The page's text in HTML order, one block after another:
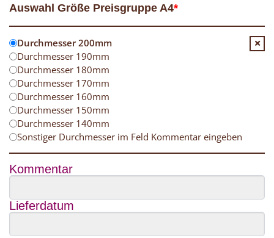
*
Auswahl Größe Preisgruppe A4
Durchmesser 200mm
Durchmesser 190mm
Durchmesser 180mm
Durchmesser 170mm
Durchmesser 160mm
Durchmesser 150mm
Durchmesser 140mm
Sonstiger Durchmesser im Feld Kommentar eingeben
Kommentar
Lieferdatum